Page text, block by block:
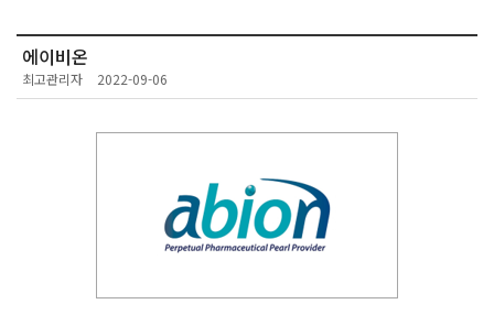
에이비온
최고관리자 2022-09-06